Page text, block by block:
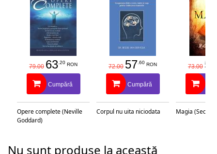
79.00 63.20 RON
Cumpără
Opere complete (Neville
Goddard)
72.00 57.60 RON
Cumpără
Corpul nu uita niciodata
73.00 58
Magia
Nu sunt produse la această